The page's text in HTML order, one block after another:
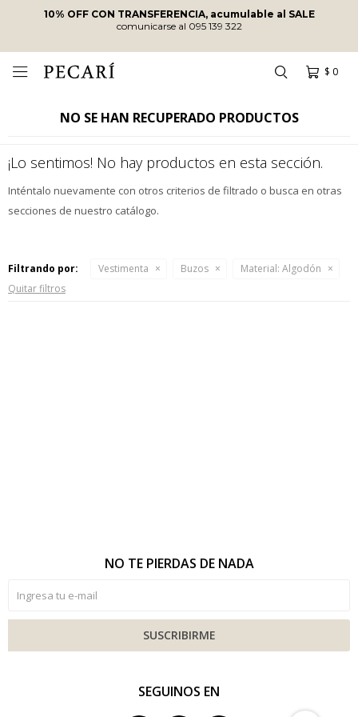
10% OFF CON TRANSFERENCIA, acumulable al SALE
comunicarse al 095 139 322
$ 0

NO SE HAN RECUPERADO PRODUCTOS
¡Lo sentimos! No hay productos en esta sección.
Inténtalo nuevamente con otros criterios de filtrado o busca en otras
secciones de nuestro catálogo.
Filtrando por: Vestimenta Buzos Material: Algodón
Quitar filtros
SEGUINOS EN
NO TE PIERDAS DE NADA
SUSCRIBIRME